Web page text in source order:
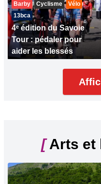
Barby Cyclisme
Vélo
13bca
4ᵉ édition du Savoie
Tour : pédaler pour
aider les blessés
[Arts et